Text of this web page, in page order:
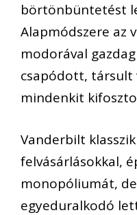
börtönbüntetést
Alapmódszere az
modorával
csapódott, társult
mindenkit
Vanderbilt
felvásárlásokkal,
monopóliumát,
egyeduralkodó